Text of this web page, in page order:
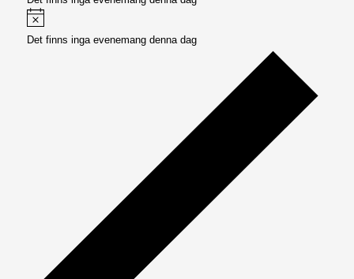
Det finns inga evenemang denna dag